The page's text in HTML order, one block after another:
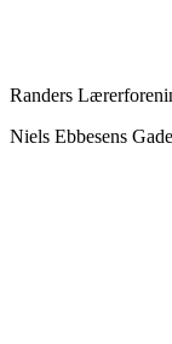
Randers
Niels Ebbesens